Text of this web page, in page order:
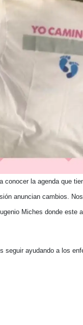
la agenda que
anuncian cambios.
Miches donde este
seguir ayudando a los